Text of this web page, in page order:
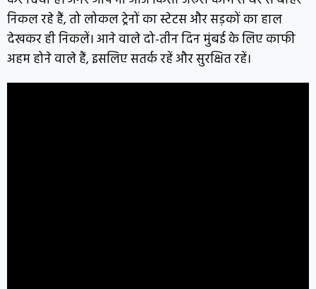
निकल रहे हैं, तो लोकल ट्रेनों का स्टेटस और सड़कों का हाल
देखकर ही निकलें। आने वाले दो-तीन दिन मुंबई के लिए काफी
अहम होने वाले हैं, इसलिए सतर्क रहें और सुरक्षित रहें।